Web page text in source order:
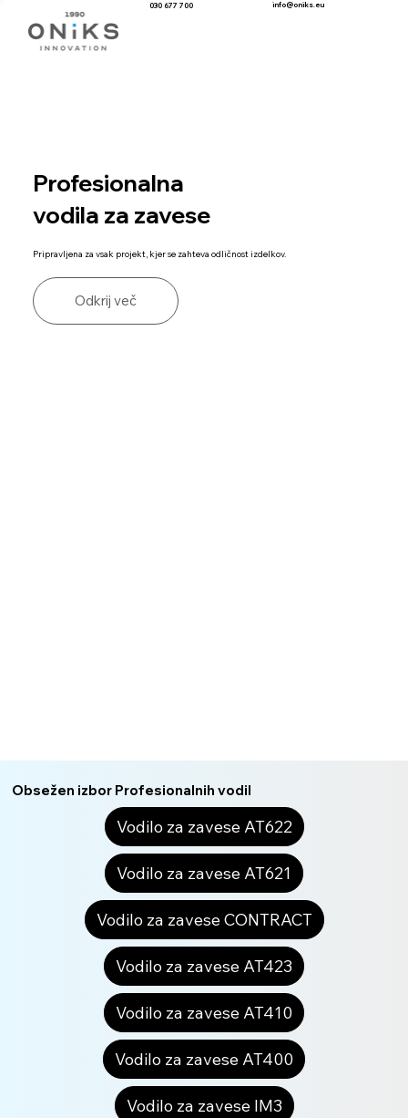
030 677 700 info@oniks.eu
Profesionalna
vodila za zavese
Odkrij več
Pripravljena za vsak projekt, kjer se zahteva odličnost izdelkov.
Obsežen izbor Profesionalnih vodil
Vodilo za zavese AT622
Vodilo za zavese AT621
Vodilo za zavese CONTRACT
Vodilo za zavese AT423
Vodilo za zavese AT410
Vodilo za zavese AT400
Vodilo za zavese IM3